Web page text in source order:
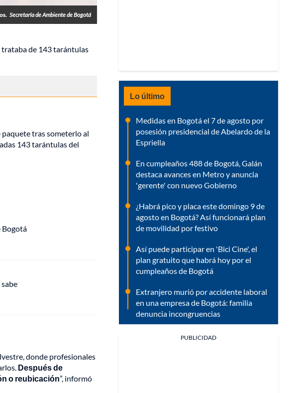
Secretaría de Ambiente de Bogotá
trataba de 143 tarántulas
paquete tras someterlo al
143 tarántulas del
Bogotá
donde profesionales
Después de
o reubicación”, informó
Lo último
Medidas en Bogotá el 7 de agosto por
posesión presidencial de Abelardo de la
Espriella
En cumpleaños 488 de Bogotá, Galán
destaca avances en Metro y anuncia
'gerente' con nuevo Gobierno
¿Habrá pico y placa este domingo 9 de
agosto en Bogotá? Así funcionará plan
de movilidad por festivo
Así puede participar en 'Bici Cine', el
plan gratuito que habrá hoy por el
cumpleaños de Bogotá
Extranjero murió por accidente laboral
en una empresa de Bogotá: familia
denuncia incongruencias
PUBLICIDAD